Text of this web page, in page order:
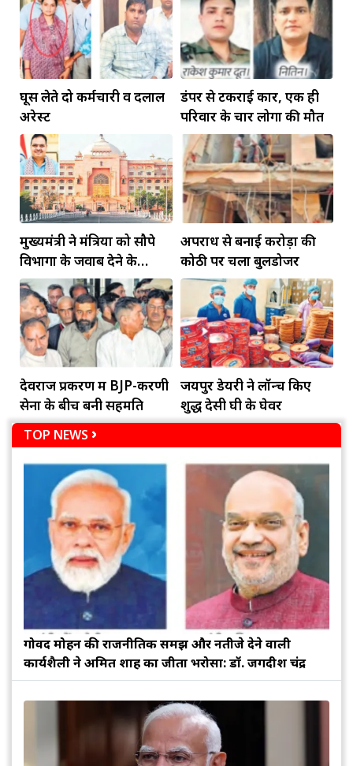
घूस लेते दो कर्मचारी व दलाल
अरेस्ट
डंपर से टकराई कार, एक ही
परिवार के चार लोगों की मौत
मुख्यमंत्री ने मंत्रियों को सौपे
विभागों के जवाब देने के
दायित्व
अपराध से बनाई करोड़ों की
कोठी पर चला बुलडोजर
देवराज प्रकरण में BJP-करणी
सेना के बीच बनी सहमति
जयपुर डेयरी ने लॉन्च किए
शुद्ध देसी घी के घेवर
TOP NEWS
गोविंद मोहन की राजनीतिक समझ और नतीजे देने वाली
कार्यशैली ने अमित शाह का जीता भरोसा: डॉ. जगदीश चंद्र